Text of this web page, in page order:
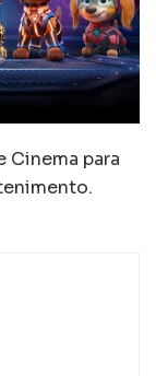
Cinema para